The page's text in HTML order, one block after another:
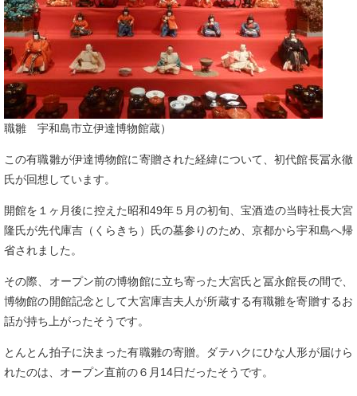
職雛 宇和島市立伊達博物館蔵）
この有職雛が伊達博物館に寄贈された経緯について、初代館長冨永徹
氏が回想しています。
開館を１ヶ月後に控えた昭和49年５月の初旬、宝酒造の当時社長大宮
隆氏が先代庫吉（くらきち）氏の墓参りのため、京都から宇和島へ帰
省されました。
その際、オープン前の博物館に立ち寄った大宮氏と冨永館長の間で、
博物館の開館記念として大宮庫吉夫人が所蔵する有職雛を寄贈するお
話が持ち上がったそうです。
とんとん拍子に決まった有職雛の寄贈。ダテハクにひな人形が届けら
れたのは、オープン直前の６月14日だったそうです。